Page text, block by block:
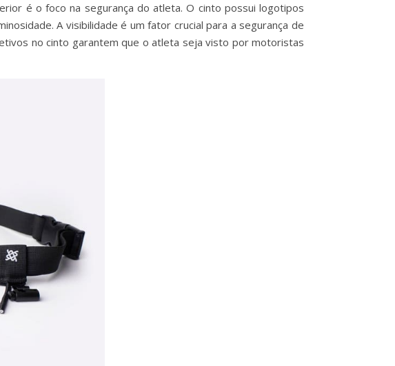
é o foco na segurança do atleta. O cinto possui logotipos
A visibilidade é um fator crucial para a segurança de
no cinto garantem que o atleta seja visto por motoristas